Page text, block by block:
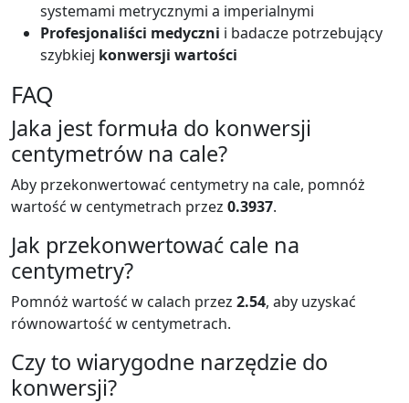
systemami metrycznymi a imperialnymi
Profesjonaliści medyczni i badacze potrzebujący
szybkiej konwersji wartości
FAQ
Jaka jest formuła do konwersji
centymetrów na cale?
Aby przekonwertować centymetry na cale, pomnóż
wartość w centymetrach przez 0.3937.
Jak przekonwertować cale na
centymetry?
Pomnóż wartość w calach przez 2.54, aby uzyskać
równowartość w centymetrach.
Czy to wiarygodne narzędzie do
konwersji?